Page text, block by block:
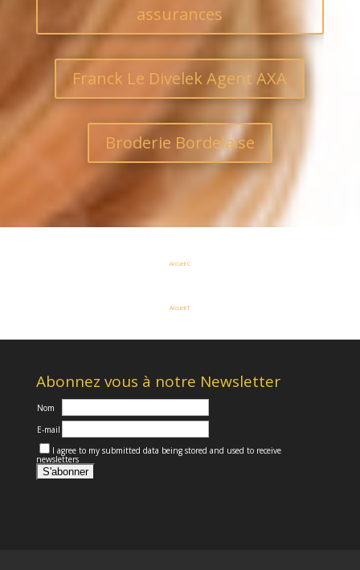
assurances
Franck Le Divelek Agent AXA
Broderie Bordelaise
Accueil C
Accueil T
Abonnez vous à notre Newsletter
Nom
E-mail
I agree to my submitted data being stored and used to receive
newsletters